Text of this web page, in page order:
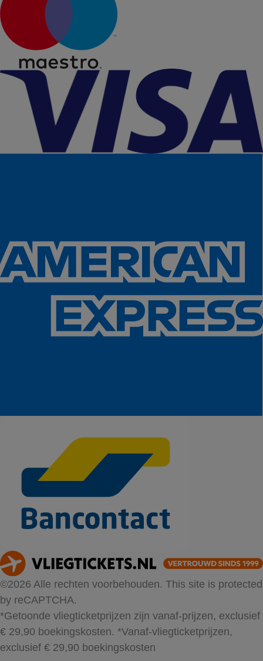
©2026 Alle rechten voorbehouden. This site is protected
by reCAPTCHA.
*Getoonde vliegticketprijzen zijn vanaf-prijzen, exclusief
€ 29,90 boekingskosten. *Vanaf-vliegticketprijzen,
exclusief € 29,90 boekingskosten